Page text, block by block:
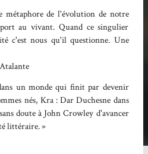
métaphore de l'évolution de notre
au vivant. Quand ce singulier
c'est nous qu'il questionne. Une
un monde qui finit par devenir
nés, Kra : Dar Duchesne dans
doute à John Crowley d'avancer
littéraire. »